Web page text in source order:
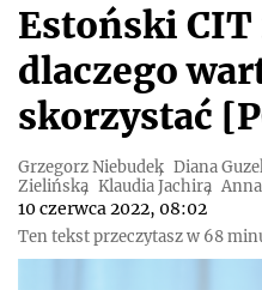
Estoński
dlaczego
skorzystać
Grzegorz Niebudek Diana
Zielińska Klaudia Jachira
10 czerwca 2022, 08:02
Ten tekst przeczytasz w 68